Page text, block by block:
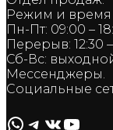
Режим и время
Пн-Пт: 09:00 –
Перерыв: 12:30
Сб-Вс:
Мессенджеры.
Социальные
WhatsApp
Telegram